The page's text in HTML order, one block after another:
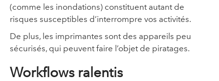
(comme les inondations) constituent autant de
risques susceptibles d’interrompre vos activités.
De plus, les imprimantes sont des appareils peu
sécurisés, qui peuvent faire l’objet de piratages.
Workflows ralentis